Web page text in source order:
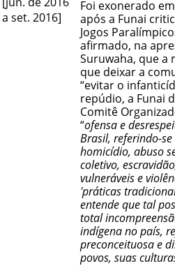
a set. 2016]
Foi exonerado
após a Funai
Jogos
afirmado, na
Suruwaha, que a
que deixar a
“evitar o
repúdio, a Funai
Comitê
“ofensa e
Brasil, referindo-
homicídio, abuso
coletivo,
vulneráveis e
'práticas
entende que tal
total
indígena no país,
preconceituosa e
povos, suas